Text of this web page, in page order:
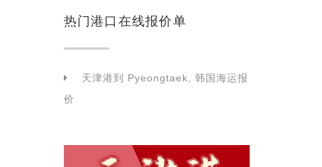
热门港口在线报价单
天津港到 Pyeongtaek, 韩国海运报
价